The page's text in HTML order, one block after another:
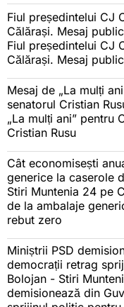
Fiul președintelui CJ
Călărași. Mesaj
Fiul președintelui CJ
Călărași. Mesaj
Mesaj de „La mulți
senatorul Cristian
„La mulți ani” pentru
Cristian Rusu
Cât economisești
generice la caserole
Stiri Muntenia 24 pe
de la ambalaje
rebut zero
Miniștrii PSD
democrații retrag
Bolojan - Stiri
demisionează din